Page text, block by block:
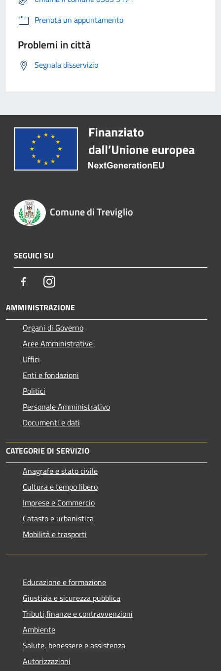
Prenota un appuntamento
Problemi in città
Segnala disservizio
Comune di Treviglio
SEGUICI SU
FacebookInstagram
AMMINISTRAZIONE
Organi di Governo
Aree Amministrative
Uffici
Enti e fondazioni
Politici
Personale Amministrativo
Documenti e dati
CATEGORIE DI SERVIZIO
Anagrafe e stato civile
Cultura e tempo libero
Imprese e Commercio
Catasto e urbanistica
Mobilità e trasporti
Educazione e formazione
Giustizia e sicurezza pubblica
Tributi,finanze e contravvenzioni
Ambiente
Salute, benessere e assistenza
Autorizzazioni